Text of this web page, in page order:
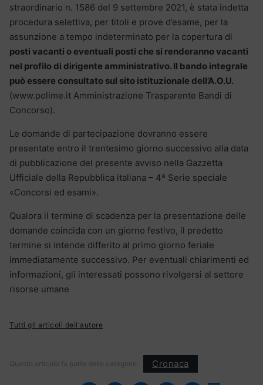
straordinario n. 1586 del 9 settembre 2021, è stata indetta
procedura selettiva, per titoli e prove d’esame, per la
assunzione a tempo indeterminato per la copertura di
posti vacanti o eventuali posti che si renderanno vacanti
nel profilo di dirigente amministrativo. Il bando integrale
può essere consultato sul sito istituzionale dell’A.O.U.
(www.polime.it Amministrazione Trasparente Bandi di
Concorso).
Le domande di partecipazione dovranno essere
presentate entro il trentesimo giorno successivo alla data
di pubblicazione del presente avviso nella Gazzetta
Ufficiale della Repubblica italiana – 4ª Serie speciale
«Concorsi ed esami».
Qualora il termine di scadenza per la presentazione delle
domande coincida con un giorno festivo, il predetto
termine si intende differito al primo giorno feriale
immediatamente successivo. Per eventuali chiarimenti ed
informazioni, gli interessati possono rivolgersi al settore
risorse umane
Tutti gli articoli dell'autore
Questo articolo fa parte delle categorie: Cronaca